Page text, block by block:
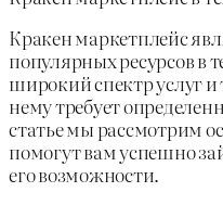
Кракен маркетплейс
популярных ресурсов в
широкий спектр услуг и
нему требует
статье мы рассмотрим
помогут вам успешно
его возможности.